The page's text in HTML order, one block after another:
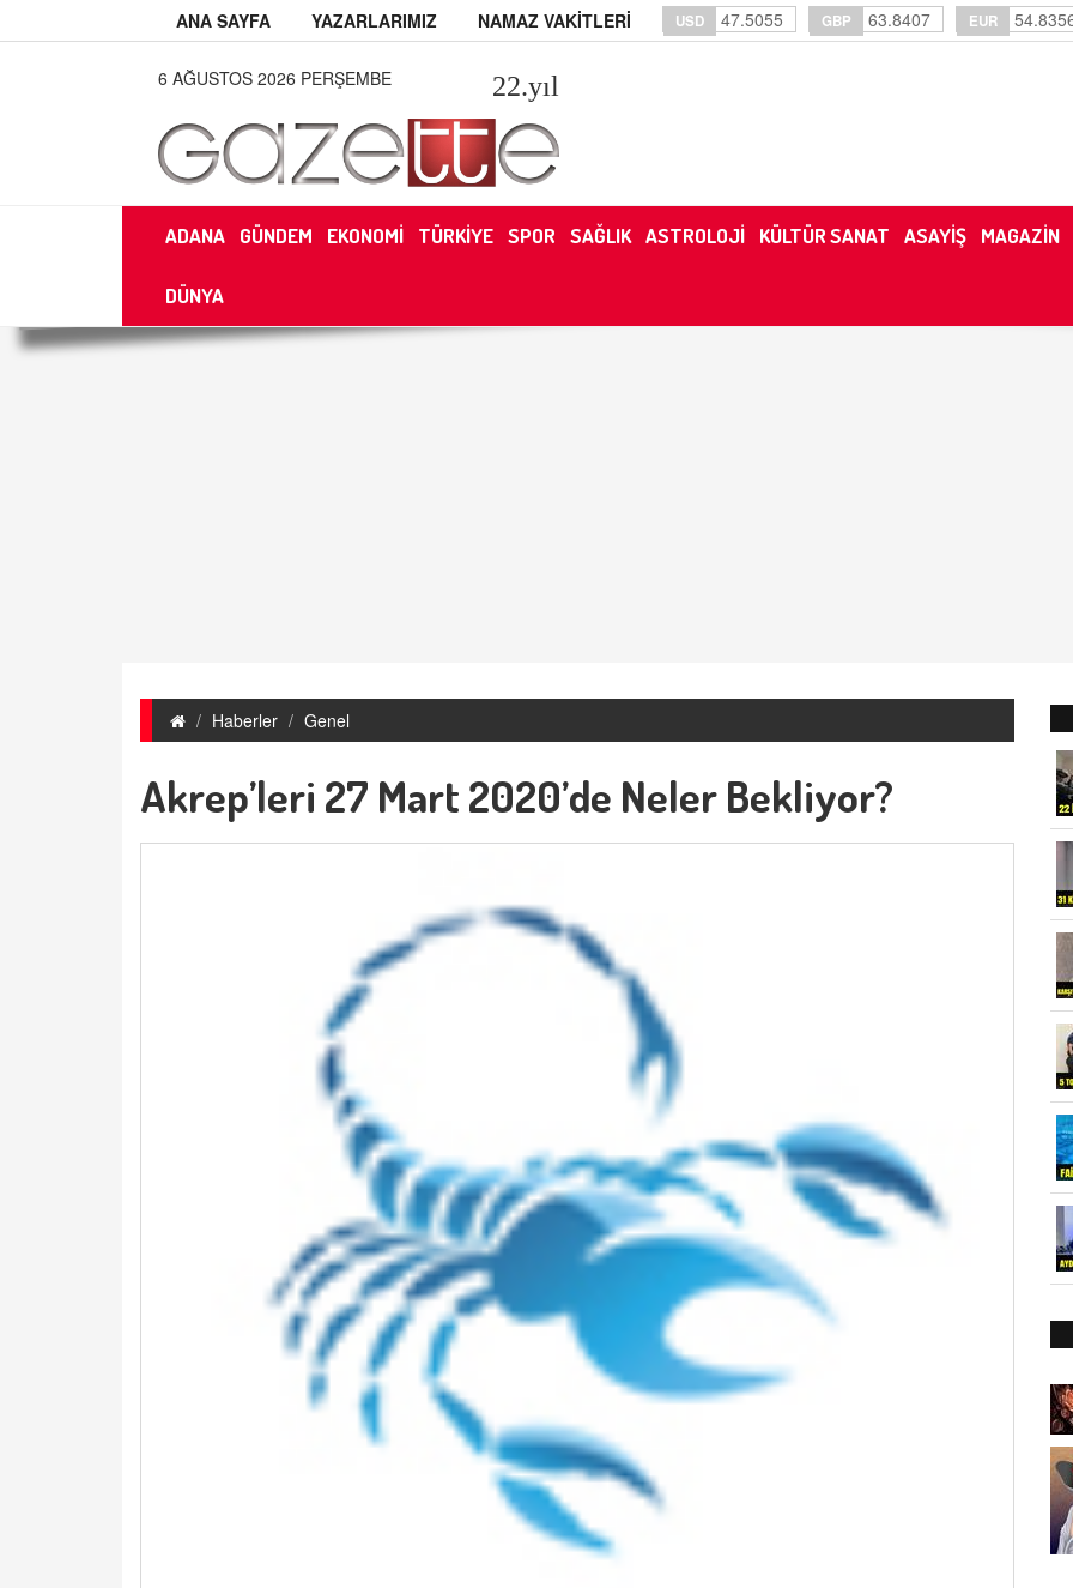
ANA SAYFA YAZARLARIMIZ NAMAZ VAKİTLERİ USD 47.5055 GBP 63.8407 EUR
6 AĞUSTOS 2026 PERŞEMBE 22.yıl
ADANA GÜNDEM EKONOMİ TÜRKİYE SPOR SAĞLIK ASTROLOJİ KÜLTÜR SANAT ASAYİŞ MAGAZİN
DÜNYA
Haberler Genel
Akrep’leri 27 Mart 2020’de Neler Bekliyor?